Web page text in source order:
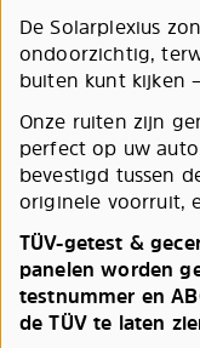
De Solarplexius
ondoorzichtig,
buiten kunt kijken
Onze ruiten zijn
perfect op uw
bevestigd tussen
originele voorruit,
TÜV-getest &
panelen worden
testnummer en
de TÜV te laten